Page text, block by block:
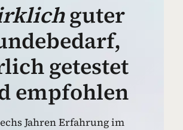
guter
getestet
empfohlen
Jahren Erfahrung im